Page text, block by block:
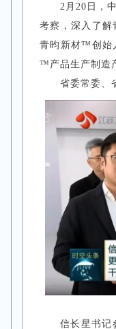
2月20日，
考察，深入了解
青昀新材™创始
™产品生产制造
省委常委、
信长星书